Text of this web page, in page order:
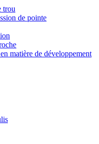
trou
de pointe
matière de développement